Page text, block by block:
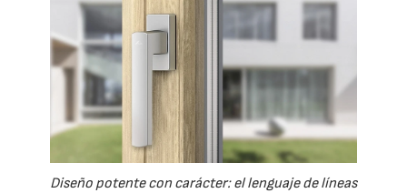
Diseño potente con carácter: el lenguaje de líneas